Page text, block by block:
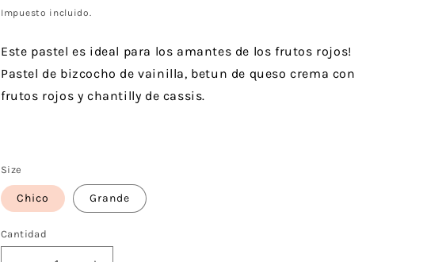
habitual
Impuesto incluido.
Este pastel es ideal para los amantes de los frutos rojos!
Pastel de bizcocho de vainilla, betun de queso crema con
frutos rojos y chantilly de cassis.
Size
Chico Grande
Cantidad